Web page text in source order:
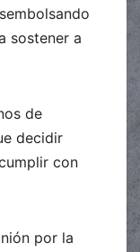
sostener a
de
decidir
con
por la